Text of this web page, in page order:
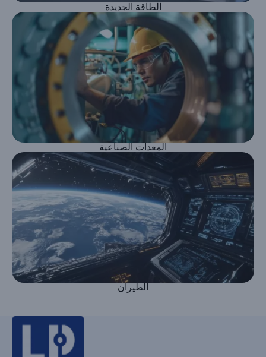
الطاقة الجديدة
المعدات الصناعية
الطيران